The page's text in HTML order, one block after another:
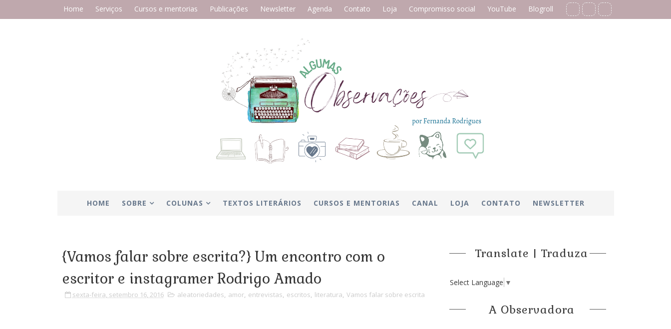
Home Serviços Cursos e mentorias Publicações Newsletter Agenda Contato Loja Compromisso social YouTube Blogroll
HOME SOBRE COLUNAS TEXTOS LITERÁRIOS CURSOS E MENTORIAS CANAL LOJA CONTATO NEWSLETTER
{Vamos falar sobre escrita?} Um encontro com o
escritor e instagramer Rodrigo Amado
sexta-feira, setembro 16, 2016 aleatoriedades, amor, entrevistas, escritos, literatura, Vamos falar sobre escrita
Translate | Traduza
Select Language ▼
A Observadora